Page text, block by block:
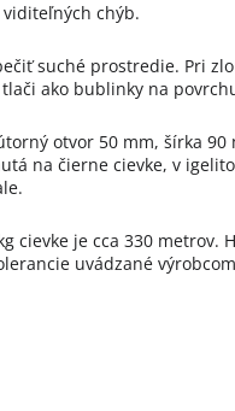
chýb.
suché prostredie. Pri
ako bublinky na
otvor 50 mm, šírka
na čierne cievke, v
cievke je cca 330
uvádzané